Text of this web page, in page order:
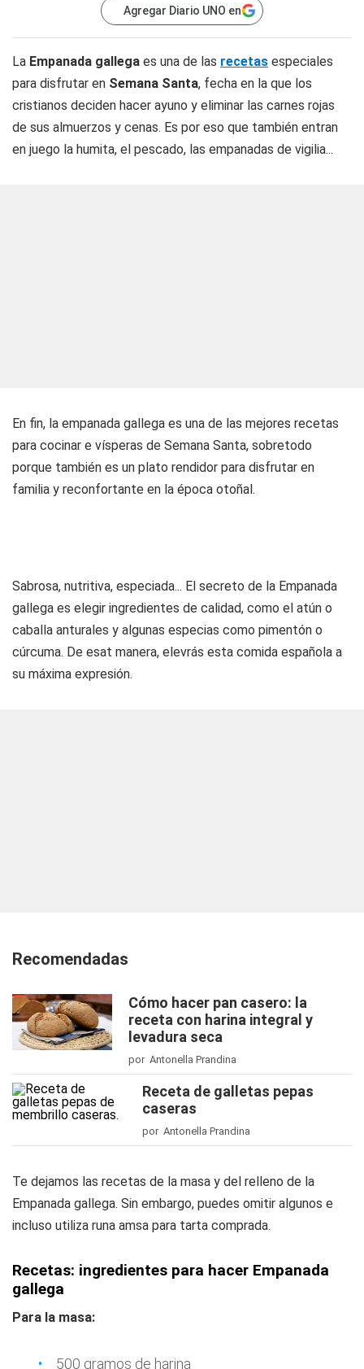
Agregar Diario UNO en
La Empanada gallega es una de las recetas especiales
para disfrutar en Semana Santa, fecha en la que los
cristianos deciden hacer ayuno y eliminar las carnes rojas
de sus almuerzos y cenas. Es por eso que también entran
en juego la humita, el pescado, las empanadas de vigilia...
En fin, la empanada gallega es una de las mejores recetas
para cocinar e vísperas de Semana Santa, sobretodo
porque también es un plato rendidor para disfrutar en
familia y reconfortante en la época otoñal.
Sabrosa, nutritiva, especiada... El secreto de la Empanada
gallega es elegir ingredientes de calidad, como el atún o
caballa anturales y algunas especias como pimentón o
cúrcuma. De esat manera, elevrás esta comida española a
su máxima expresión.
Recomendadas
Cómo hacer pan casero: la
receta con harina integral y
levadura seca
por Antonella Prandina
Receta de galletas pepas
caseras
por Antonella Prandina
Te dejamos las recetas de la masa y del relleno de la
Empanada gallega. Sin embargo, puedes omitir algunos e
incluso utiliza runa amsa para tarta comprada.
Recetas: ingredientes para hacer Empanada
gallega
Para la masa:
500 gramos de harina